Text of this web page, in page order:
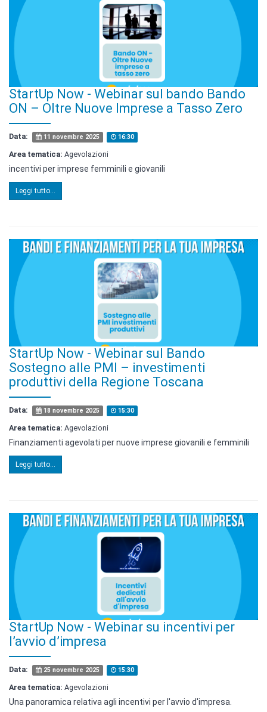
StartUp Now - Webinar sul bando Bando
ON – Oltre Nuove Imprese a Tasso Zero
Data: 11 novembre 2025 16:30
Area tematica: Agevolazioni
incentivi per imprese femminili e giovanili
Leggi tutto...
StartUp Now - Webinar sul Bando
Sostegno alle PMI – investimenti
produttivi della Regione Toscana
Data: 18 novembre 2025 15:30
Area tematica: Agevolazioni
Finanziamenti agevolati per nuove imprese giovanili e femminili
Leggi tutto...
StartUp Now - Webinar su incentivi per
l’avvio d’impresa
Data: 25 novembre 2025 15:30
Area tematica: Agevolazioni
Una panoramica relativa agli incentivi per l'avvio d'impresa.